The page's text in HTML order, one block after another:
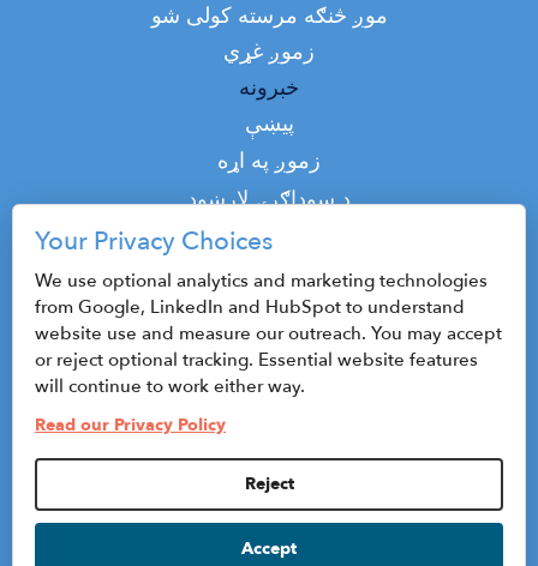
2020 CENTRAL NEW YORK
COMMUNITY GUIDE
February 18, 2020
2019 Central New York
Community Guide
February 19, 2019
2018 CENTRAL NEW YORK
COMMUNITY GUIDE
February 25, 2018
2017 CENTRAL NEW YORK
February 15, 2017
2016 Central New York
موږ څنګه مرسته کولی شو
زموږ غړي
خبرونه
پیښې
Top
زموږ په اړه
د سوداګرۍ لارښود
پوډکاسټ
اړیکه
د محرمیت پالیسي او د کارولو شرایط
Privacy Settings
Your Privacy Choices
We use optional analytics and marketing technologies
from Google, LinkedIn and HubSpot to understand
website use and measure our outreach. You may accept
or reject optional tracking. Essential website features
will continue to work either way.
Read our Privacy Policy
Reject
Accept